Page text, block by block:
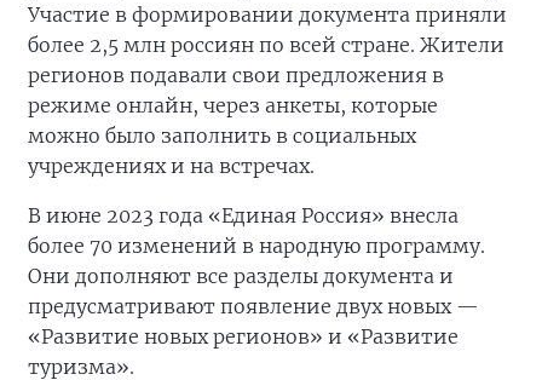
Участие в формировании документа приняли
более 2,5 млн россиян по всей стране. Жители
регионов подавали свои предложения в
режиме онлайн, через анкеты, которые
можно было заполнить в социальных
учреждениях и на встречах.
В июне 2023 года «Единая Россия» внесла
более 70 изменений в народную программу.
Они дополняют все разделы документа и
предусматривают появление двух новых —
«Развитие новых регионов» и «Развитие
туризма».